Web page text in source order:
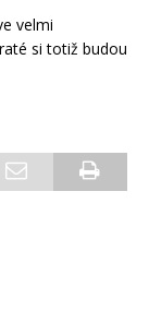
velmi
si totiž budou